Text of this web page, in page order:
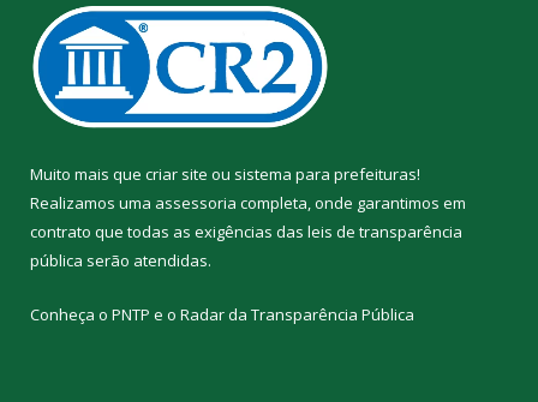
Muito mais que criar site ou sistema para prefeituras!
Realizamos uma assessoria completa, onde garantimos em
contrato que todas as exigências das leis de transparência
pública serão atendidas.
Conheça o PNTP e o Radar da Transparência Pública